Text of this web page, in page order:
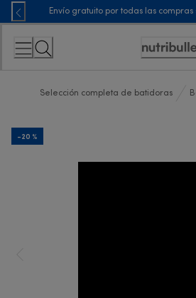
Skip
to
Content
Envío gratuito por todas las
Selección completa de batidoras
-20 %